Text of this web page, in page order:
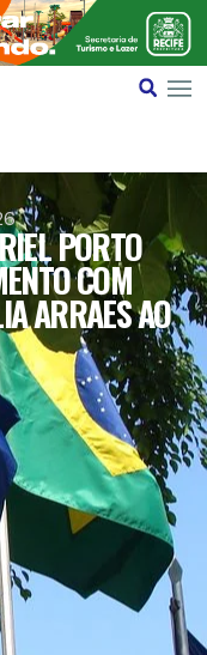
PORTO
COM
ARRAES AO